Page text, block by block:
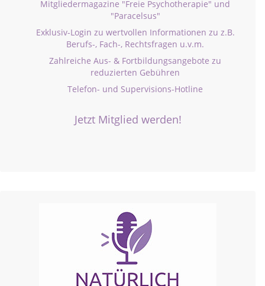
Mitgliedermagazine "Freie Psychotherapie" und
"Paracelsus"
Exklusiv-Login zu wertvollen Informationen zu z.B.
Berufs-, Fach-, Rechtsfragen u.v.m.
Zahlreiche Aus- & Fortbildungsangebote zu
reduzierten Gebühren
Telefon- und Supervisions-Hotline
Jetzt Mitglied werden!